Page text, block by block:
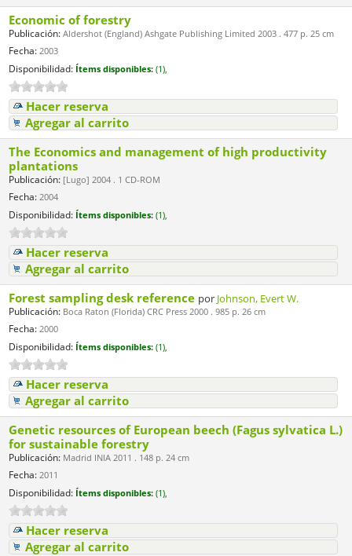
Economic of forestry
Publicación: Aldershot (England) Ashgate Publishing Limited 2003 . 477 p. 25 cm
Fecha: 2003
Disponibilidad: Ítems disponibles: (1),
Hacer reserva
Agregar al carrito
The Economics and management of high productivity
plantations
Publicación: [Lugo] 2004 . 1 CD-ROM
Fecha: 2004
Disponibilidad: Ítems disponibles: (1),
Hacer reserva
Agregar al carrito
Forest sampling desk reference por Johnson, Evert W.
Publicación: Boca Raton (Florida) CRC Press 2000 . 985 p. 26 cm
Fecha: 2000
Disponibilidad: Ítems disponibles: (1),
Hacer reserva
Agregar al carrito
Genetic resources of European beech (Fagus sylvatica L.)
for sustainable forestry
Publicación: Madrid INIA 2011 . 148 p. 24 cm
Fecha: 2011
Disponibilidad: Ítems disponibles: (1),
Hacer reserva
Agregar al carrito